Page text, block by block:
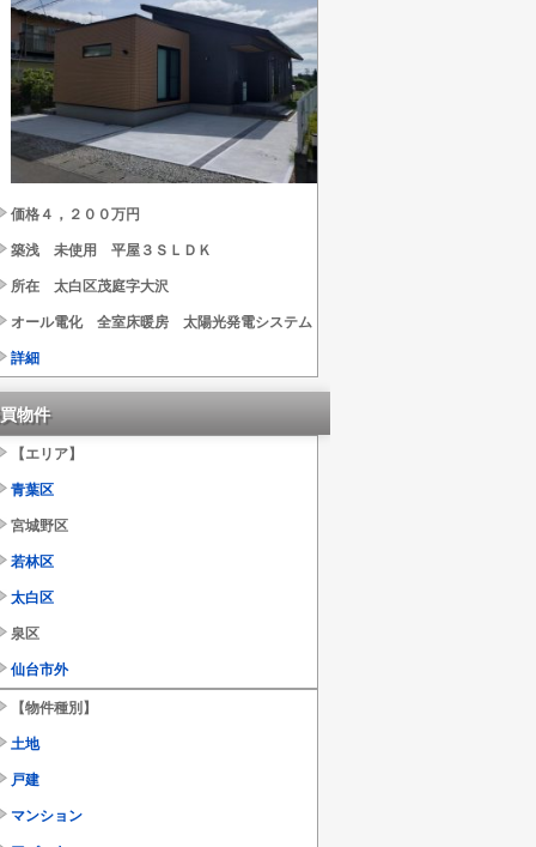
価格４，２００万円
築浅 未使用 平屋３ＳＬＤＫ
所在 太白区茂庭字大沢
オール電化 全室床暖房 太陽光発電システム
詳細
物件
【エリア】
青葉区
宮城野区
若林区
太白区
泉区
仙台市外
【物件種別】
土地
戸建
マンション